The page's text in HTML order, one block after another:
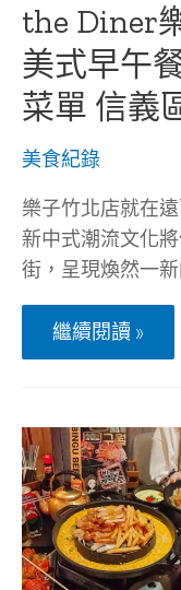
份
量
美
式
餐
點
適
合
友
聚
會，
屬
於
爸
爸
的
親
廳
~
the Diner
美式早午
菜單 信義
美食紀錄
樂子竹北店就在
新中式潮流文化
街，呈現煥然一
the
Diner
樂
式
餐
廳
竹
北
店|
美
式
早
繼續閱讀 »